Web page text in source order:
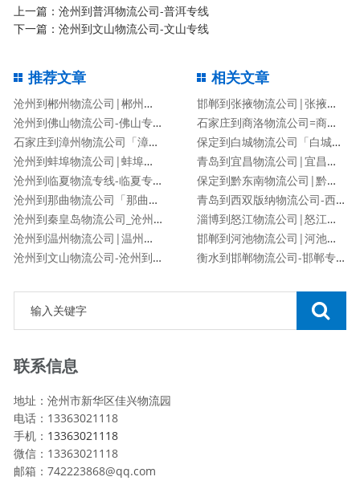
上一篇：沧州到普洱物流公司-普洱专线
下一篇：沧州到文山物流公司-文山专线
推荐文章
沧州到郴州物流公司|郴州专线
沧州到佛山物流公司-佛山专线
石家庄到漳州物流公司「漳州专线」
沧州到蚌埠物流公司|蚌埠专线
沧州到临夏物流专线-临夏专线
沧州到那曲物流公司「那曲专线」
沧州到秦皇岛物流公司_沧州到秦皇岛物流专线
沧州到温州物流公司|温州专线
沧州到文山物流公司-沧州到文山货运专线
相关文章
邯郸到张掖物流公司|张掖专线
石家庄到商洛物流公司=商洛专线
保定到白城物流公司「白城专线」
青岛到宜昌物流公司|宜昌专线
保定到黔东南物流公司|黔东南专线
青岛到西双版纳物流公司-西双版纳专线
淄博到怒江物流公司|怒江专线
邯郸到河池物流公司|河池专线
衡水到邯郸物流公司-邯郸专线
联系信息
地址：沧州市新华区佳兴物流园
电话：13363021118
手机： 13363021118
微信：13363021118
邮箱：742223868@qq.com